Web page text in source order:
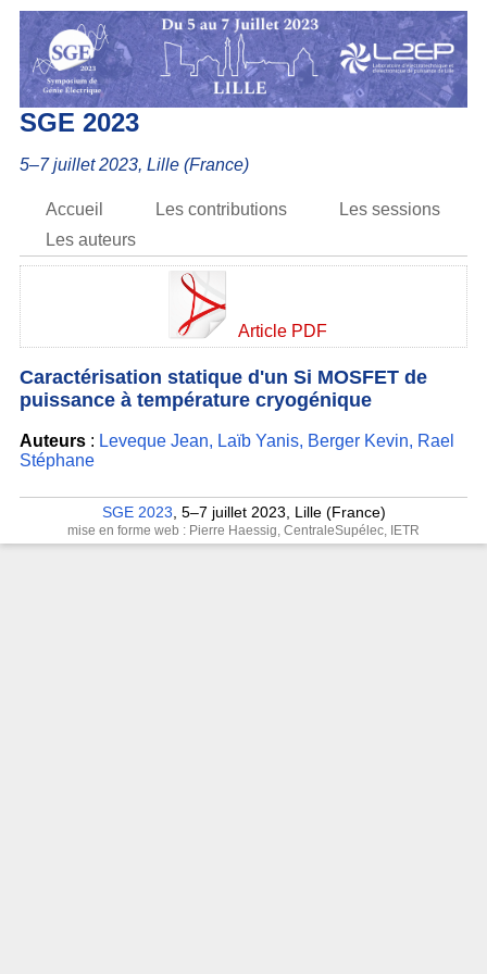
SGE 2023
5–7 juillet 2023, Lille (France)
Accueil Les contributions
Les sessions
Les auteurs
Article PDF
Caractérisation statique d'un Si MOSFET de
puissance à température cryogénique
Auteurs: Leveque Jean, Laïb Yanis, Berger Kevin, Rael
Stéphane
SGE 2023 , 5–7 juillet 2023, Lille (France)
mise en forme web : Pierre Haessig, CentraleSupélec, IETR